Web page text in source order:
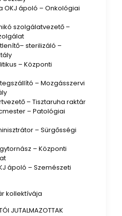
OKJ ápoló – Onkológiai
szolgálatvezető –
sterilizáló –
– Központi
– Mozgásszervi
– Tisztaruha raktár
– Patológiai
– Sürgősségi
– Központi
ápoló – Szemészeti
kollektívája
JUTALMAZOTTAK